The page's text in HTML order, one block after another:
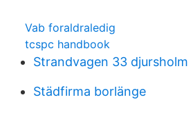
Vab foraldraledig
tcspc handbook
Strandvagen 33 djursholm
Städfirma borlänge